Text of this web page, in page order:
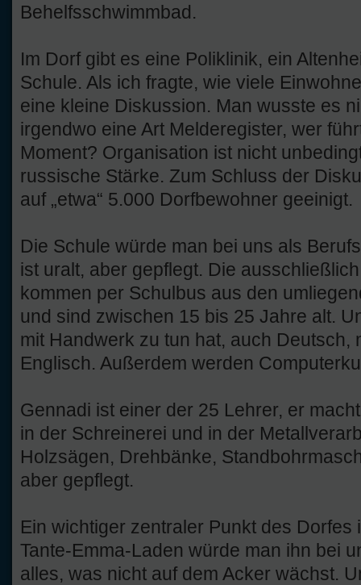
Behelfsschwimmbad.
Im Dorf gibt es eine Poliklinik, ein
Schule. Als ich fragte, wie viele
eine kleine Diskussion. Man wusste es
irgendwo eine Art Melderegister, wer
Moment? Organisation ist nicht
russische Stärke. Zum Schluss der
auf „etwa“ 5.000 Dorfbewohner geeinigt.
Die Schule würde man bei uns als
ist uralt, aber gepflegt. Die
kommen per Schulbus aus den
und sind zwischen 15 bis 25 Jahre alt.
mit Handwerk zu tun hat, auch Deutsch,
Englisch. Außerdem werden
Gennadi ist einer der 25 Lehrer, er
in der Schreinerei und in der
Holzsägen, Drehbänke,
aber gepflegt.
Ein wichtiger zentraler Punkt des Dorfes
Tante-Emma-Laden würde man ihn bei
alles, was nicht auf dem Acker wächst.